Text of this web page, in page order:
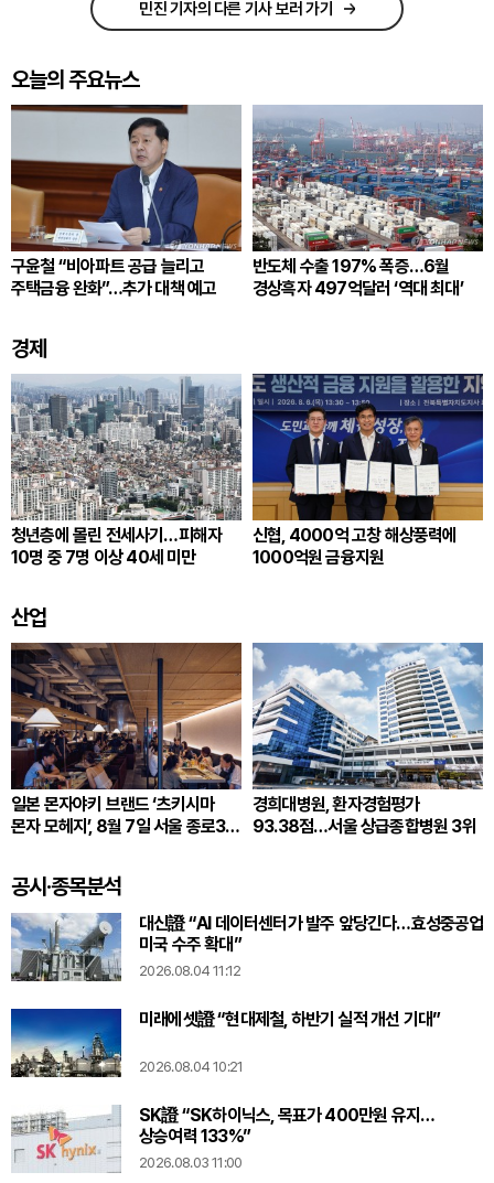
민진 기자의 다른 기사 보러 가기
오늘의 주요뉴스
구윤철 “비아파트 공급 늘리고
주택금융 완화”…추가 대책 예고
반도체 수출 197% 폭증…6월
경상흑자 497억달러 ‘역대 최대’
경제
청년층에 몰린 전세사기…피해자
10명 중 7명 이상 40세 미만
신협, 4000억 고창 해상풍력에
1000억원 금융지원
산업
일본 몬자야키 브랜드 ‘츠키시마
몬자 모헤지’, 8월 7일 서울 종로3가
경희대병원, 환자경험평가
93.38점…서울 상급종합병원 3위
공시·종목분석
대신證 “AI 데이터센터가 발주 앞당긴다…효성중공업
미국 수주 확대”
2026.08.04 11:12
미래에셋證 “현대제철, 하반기 실적 개선 기대”
2026.08.04 10:21
SK證 “SK하이닉스, 목표가 400만원 유지…
상승여력 133%”
2026.08.03 11:00